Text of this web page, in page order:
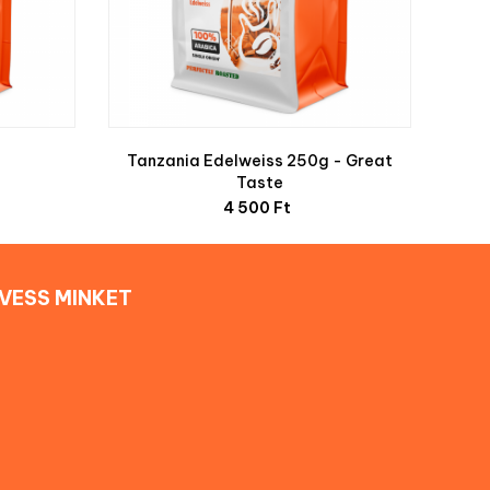
Tanzania Edelweiss 250g - Great
Taste
Ár
4 500 Ft
MINKET